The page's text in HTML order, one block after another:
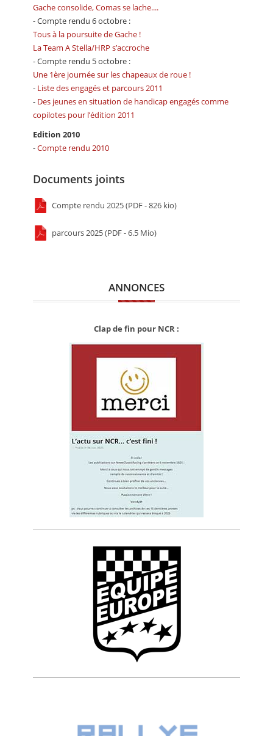
Gache consolide, Comas se lache....
- Compte rendu 6 octobre :
Tous à la poursuite de Gache !
La Team A Stella/HRP s’accroche
- Compte rendu 5 octobre :
Une 1ère journée sur les chapeaux de roue !
- Liste des engagés et parcours 2011
- Des jeunes en situation de handicap engagés comme
copilotes pour l’édition 2011
Edition 2010
-Compte rendu 2010
Documents joints
Compte rendu 2025 (PDF - 826 kio)
parcours 2025 (PDF - 6.5 Mio)
ANNONCES
Clap de fin pour NCR :